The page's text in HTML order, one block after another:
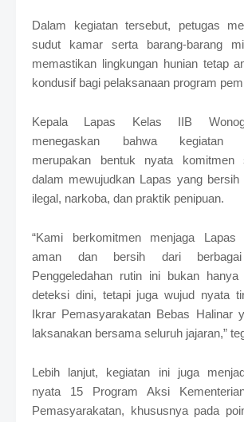
Dalam kegiatan tersebut, petugas
sudut kamar serta barang-barang
memastikan lingkungan hunian tetap
kondusif bagi pelaksanaan program
Kepala Lapas Kelas IIB
menegaskan bahwa kegiatan
merupakan bentuk nyata komitmen
dalam mewujudkan Lapas yang bersih
ilegal, narkoba, dan praktik penipuan.
“Kami berkomitmen menjaga Lapas
aman dan bersih dari berbagai
Penggeledahan rutin ini bukan
deteksi dini, tetapi juga wujud nyata
Ikrar Pemasyarakatan Bebas Halinar
laksanakan bersama seluruh jajaran,”
Lebih lanjut, kegiatan ini juga
nyata 15 Program Aksi
Pemasyarakatan, khususnya pada